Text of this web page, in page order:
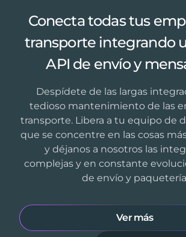
Conecta todas tus
transporte integrando
API de envío y
Despídete de las largas
tedioso mantenimiento de las
transporte. Libera a tu equipo de
que se concentre en las cosas
y déjanos a nosotros las
complejas y en constante
de envío y
Ver más